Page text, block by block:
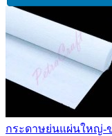
กระดาษย่นแผ่นใหญ่-